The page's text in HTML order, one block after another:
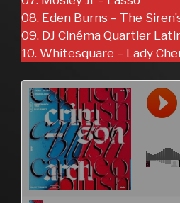
08. Eden Burns – The
09. DJ Cinéma Quartier
10. Whitesquare – Lady